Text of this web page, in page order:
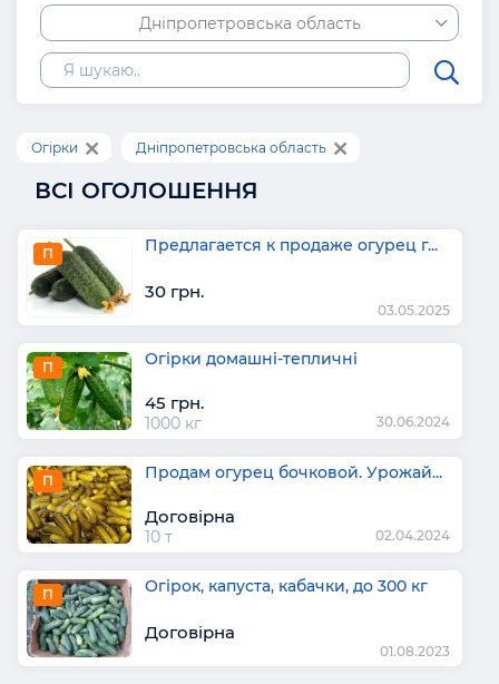
Дніпропетровська область
Огірки Дніпропетровська область
ВСІ ОГОЛОШЕННЯ
П Предлагается к продаже огурец г...
30 грн.
03.05.2025
П Огірки домашні-тепличні
45 грн.
1000 кг 30.06.2024
П Продам огурец бочковой. Урожай...
Договірна
10 т 02.04.2024
П Огірок, капуста, кабачки, до 300 кг
Договірна
01.08.2023